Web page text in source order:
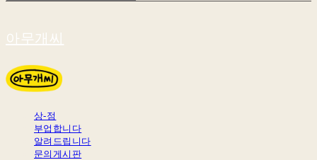
아무개씨
상-점
부업합니다
알려드립니다
문의게시판